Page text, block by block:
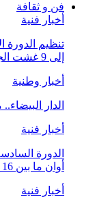
فن و ثقافة
أخبار فنية
إلى 9 غشت الجاري
أخبار وطنية
الدار
أخبار فنية
الدورة
أوان ما بين 16 و18…
أخبار فنية